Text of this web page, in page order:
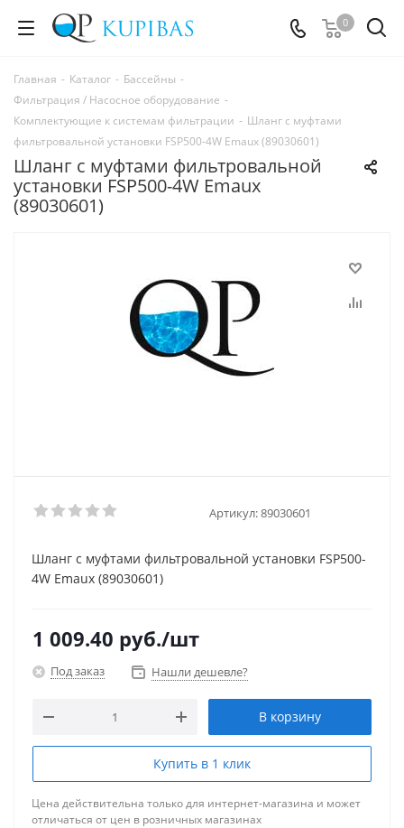
0
Главная - Каталог - Бассейны -
Фильтрация / Насосное оборудование -
Комплектующие к системам фильтрации - Шланг с муфтами
фильтровальной установки FSP500-4W Emaux (89030601)
Шланг с муфтами фильтровальной
установки FSP500-4W Emaux
(89030601)
Артикул:89030601
Шланг с муфтами фильтровальной установки FSP500-
4W Emaux (89030601)
1 009.40 руб./шт
Под заказ Нашли дешевле?
В корзину
Купить в 1 клик
Цена действительна только для интернет-магазина и может
отличаться от цен в розничных магазинах